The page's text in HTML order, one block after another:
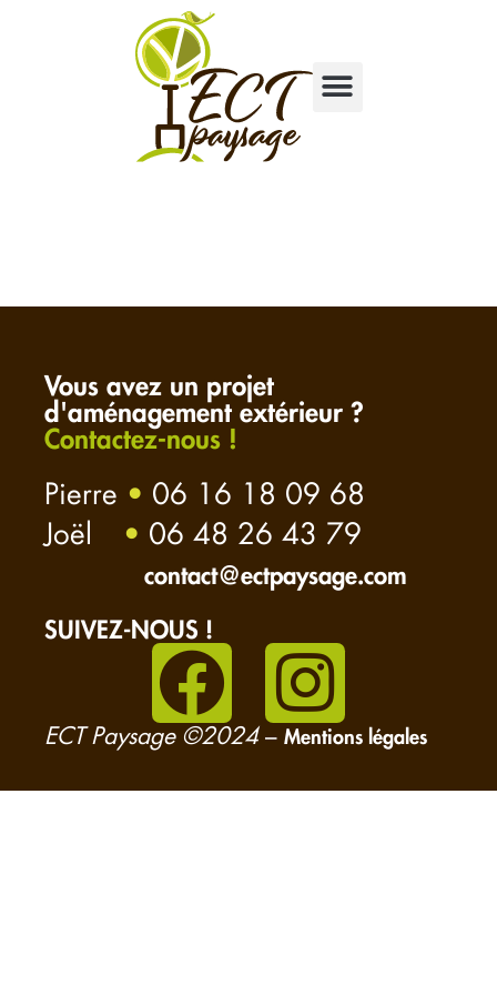
Vous avez un projet
d'aménagement extérieur ?
Contactez-nous !
Pierre • 06 16 18 09 68
Joël
• 06 48 26 43 79
contact@ectpaysage.com
SUIVEZ-NOUS !
ECT Paysage ©2024– Mentions légales